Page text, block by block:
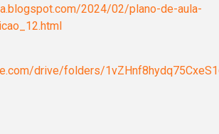
2024/02/plano-de-aula-
drive/folders/